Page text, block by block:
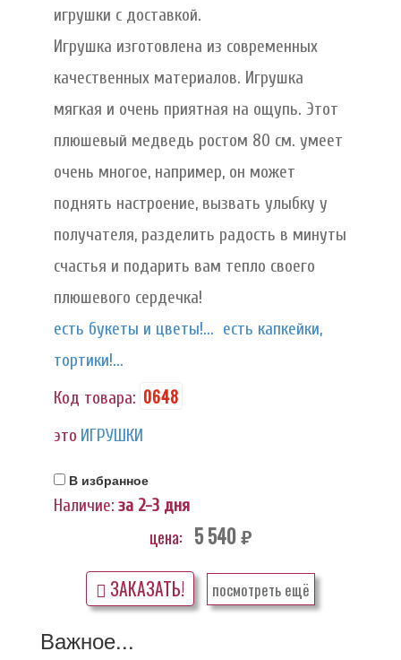
игрушки с доставкой.
Игрушка изготовлена из современных
качественных материалов. Игрушка
мягкая и очень приятная на ощупь. Этот
плюшевый медведь ростом 80 см. умеет
очень многое, например, он может
поднять настроение, вызвать улыбку у
получателя, разделить радость в минуты
счастья и подарить вам тепло своего
плюшевого сердечка!
есть букеты и цветы!... есть капкейки,
тортики!...
Код товара: 0648
это ИГРУШКИ
В избранное
Наличие: за 2-3 дня
цена: 5 540 руб.
ЗАКАЗАТЬ! посмотреть ещё
Важное...